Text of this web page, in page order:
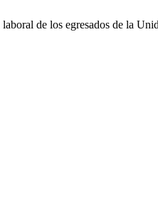
de los egresados de la